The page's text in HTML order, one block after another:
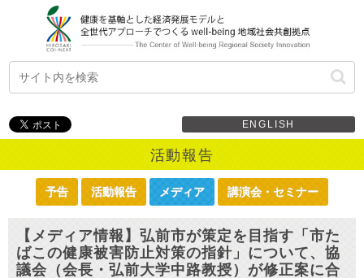
ENGLISH
活動報告
予告 活動報告 メディア 講演会・セミナー
【メディア情報】弘前市が策定を目指す「市た
ばこの健康被害防止対策の指針」について、協
議会（会長・弘前大学中路教授）が修正案に合